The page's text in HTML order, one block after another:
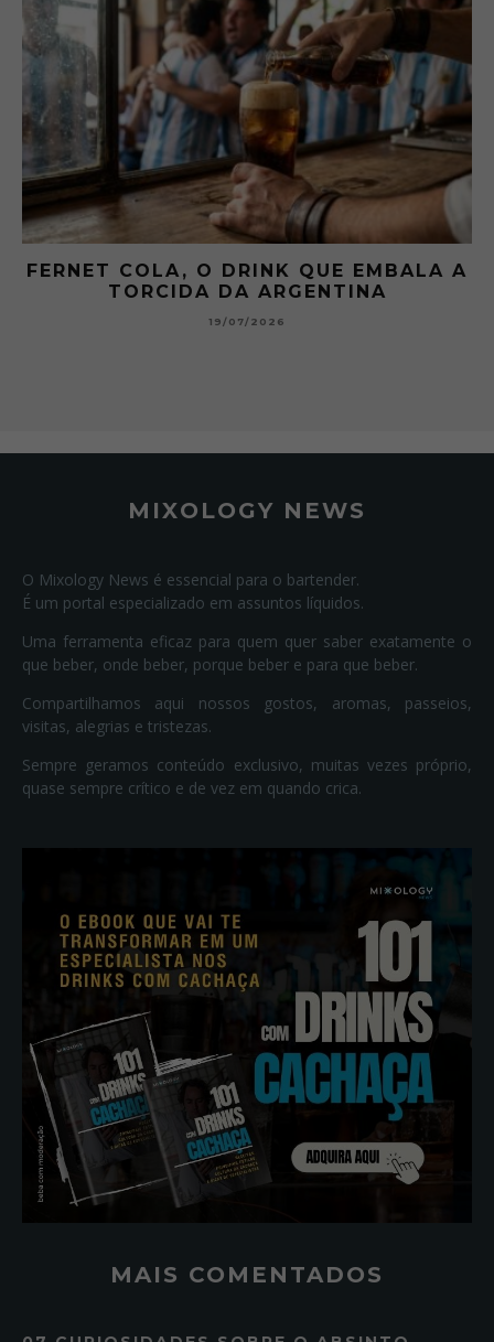
FERNET COLA, O DRINK QUE EMBALA A
TORCIDA DA ARGENTINA
19/07/2026
MIXOLOGY NEWS
O Mixology News é essencial para o bartender.
É um portal especializado em assuntos líquidos.
Uma ferramenta eficaz para quem quer saber exatamente o
que beber, onde beber, porque beber e para que beber.
Compartilhamos aqui nossos gostos, aromas, passeios,
visitas, alegrias e tristezas.
Sempre geramos conteúdo exclusivo, muitas vezes próprio,
quase sempre crítico e de vez em quando crica.
MAIS COMENTADOS